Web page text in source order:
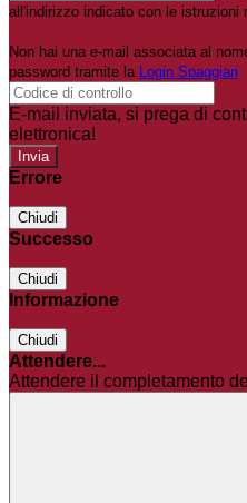
all'indirizzo indicato con le istruzioni
Non hai una e-mail associata al
password tramite la Login Spaggiari
E-mail inviata, si prega di
elettronica!
Errore
Chiudi
Successo
Chiudi
Informazione
Chiudi
Attendere...
Attendere il completamento